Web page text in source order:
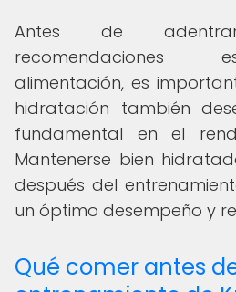
Antes de
recomendaciones
alimentación, es
hidratación también
fundamental en el
Mantenerse bien
después del
un óptimo desempeño y
Qué comer antes